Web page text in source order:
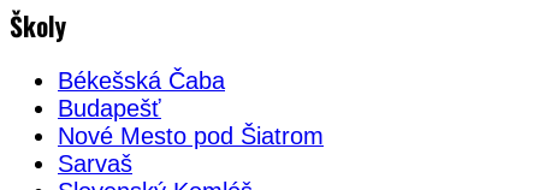
Školy
Békešská Čaba
Budapešť
Nové Mesto pod Šiatrom
Sarvaš